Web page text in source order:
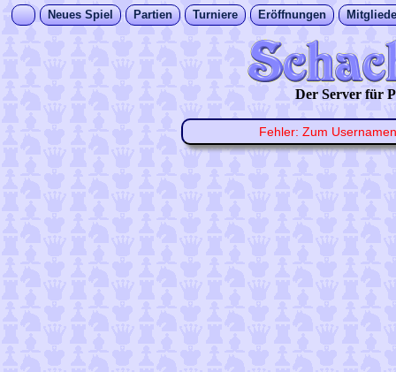
Neues Spiel Partien Turniere Eröffnungen
Der Server für
Fehler: Zum